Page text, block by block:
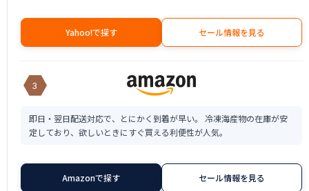
Yahoo!で探す セール情報を見る
3
即日・翌日配送対応で、とにかく到着が早い。 冷凍海産物の在庫が安
定しており、欲しいときにすぐ買える利便性が人気。
Amazonで探す セール情報を見る